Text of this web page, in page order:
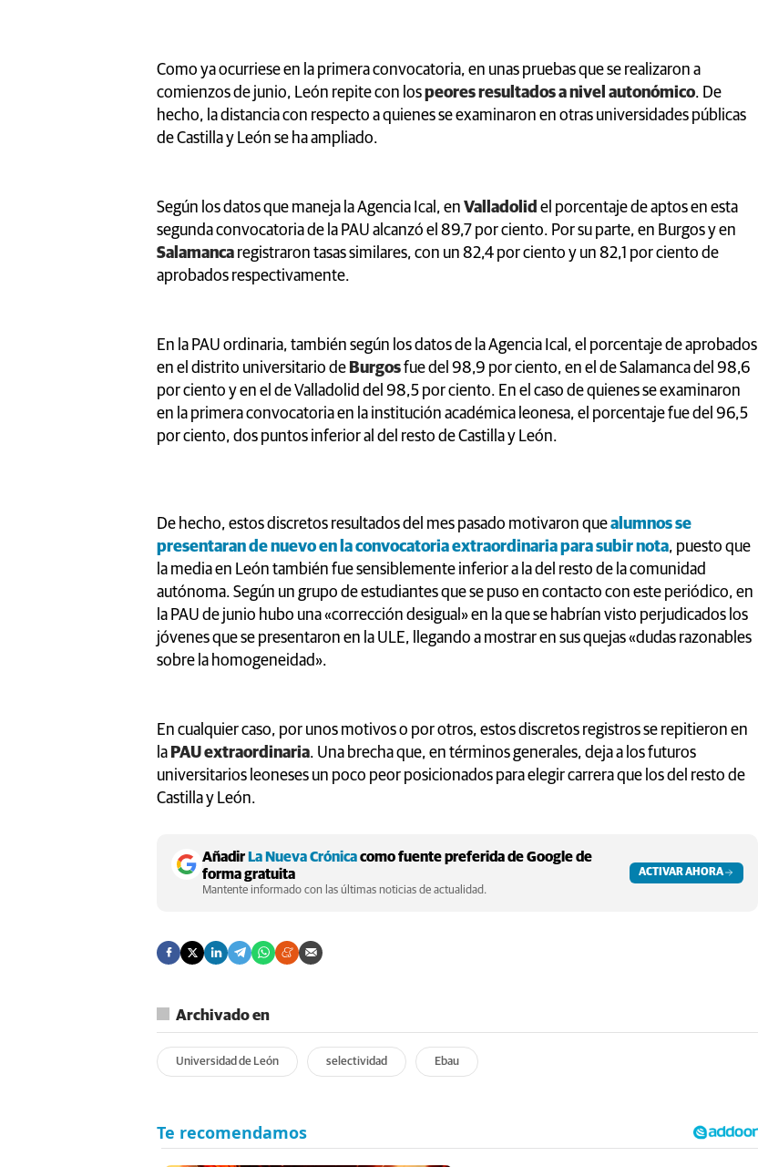
Como ya ocurriese en la primera convocatoria, en unas pruebas que se realizaron a
comienzos de junio, León repite con lospeores resultados a nivel autonómico. De
hecho, la distancia con respecto a quienes se examinaron en otras universidades públicas
de Castilla y León se ha ampliado.
Según los datos que maneja la Agencia Ical, en Valladolid el porcentaje de aptos en esta
segunda convocatoria de la PAU alcanzó el 89,7 por ciento. Por su parte, en Burgos y en
Salamanca registraron tasas similares, con un 82,4 por ciento y un 82,1 por ciento de
aprobados respectivamente.
En la PAU ordinaria, también según los datos de la Agencia Ical, el porcentaje de aprobados
en el distrito universitario de Burgosfue del 98,9 por ciento, en el de Salamanca del 98,6
por ciento y en el de Valladolid del 98,5 por ciento. En el caso de quienes se examinaron
en la primera convocatoria en la institución académica leonesa, el porcentaje fue del 96,5
por ciento, dos puntos inferior al del resto de Castilla y León.
De hecho, estos discretos resultados del mes pasado motivaron quealumnos se
presentaran de nuevo en la convocatoria extraordinaria para subir nota, puesto que
la media en León también fue sensiblemente inferior a la del resto de la comunidad
autónoma. Según un grupo de estudiantes que se puso en contacto con este periódico, en
la PAU de junio hubo una «corrección desigual» en la que se habrían visto perjudicados los
jóvenes que se presentaron en la ULE, llegando a mostrar en sus quejas «dudas razonables
sobre la homogeneidad».
En cualquier caso, por unos motivos o por otros, estos discretos registros se repitieron en
la PAU extraordinaria. Una brecha que, en términos generales, deja a los futuros
universitarios leoneses un poco peor posicionados para elegir carrera que los del resto de
Castilla y León.
AñadirLa Nueva Crónicacomo fuente preferida de Google de
forma gratuita
Mantente informado con las últimas noticias de actualidad.
ACTIVAR AHORA
Archivado en
Universidad de León selectividad Ebau